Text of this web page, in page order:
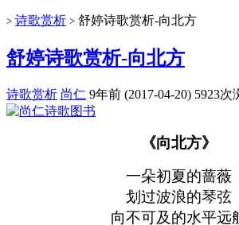
> 诗歌赏析 > 舒婷诗歌赏析-向北方
舒婷诗歌赏析-向北方
诗歌赏析 尚仁 9年前 (2017-04-20) 5923次
《向北方》
一朵初夏的蔷薇
划过波浪的琴弦
向不可及的水平远